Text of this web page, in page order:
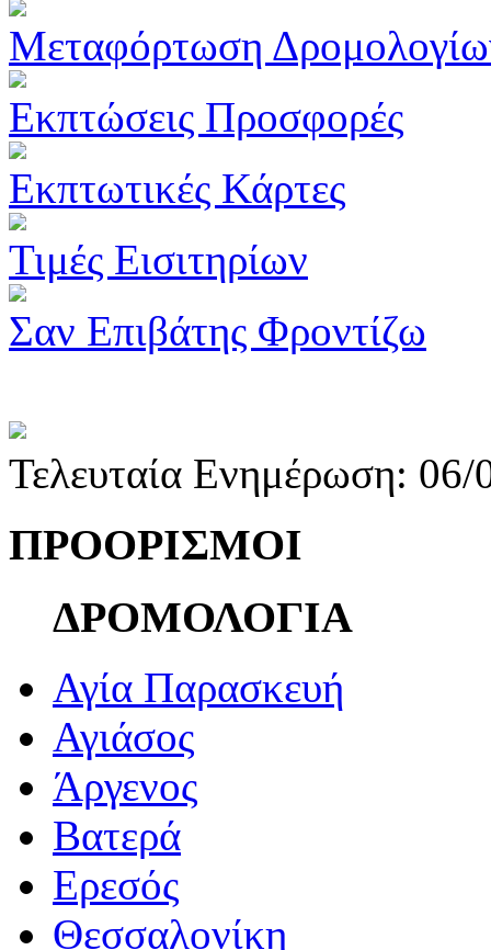
Μεταφόρτωση
Εκπτώσεις Προσφορές
Εκπτωτικές Κάρτες
Τιμές Εισιτηρίων
Σαν Επιβάτης Φροντίζω
Τελευταία Ενημέρωση:
ΠΡΟΟΡΙΣΜΟΙ
ΔΡΟΜΟΛΟΓΙΑ
Αγία Παρασκευή
Αγιάσος
Άργενος
Βατερά
Ερεσός
Θεσσαλονίκη